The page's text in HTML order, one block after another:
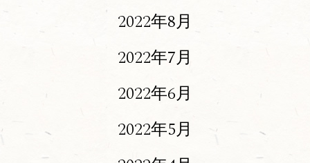
2022年8月
2022年7月
2022年6月
2022年5月